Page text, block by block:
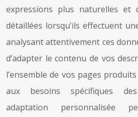
expressions plus naturelles et
détaillées lorsqu’ils effectuent
analysant attentivement ces
d’adapter le contenu de vos
l’ensemble de vos pages
aux besoins spécifiques
adaptation personnalisée